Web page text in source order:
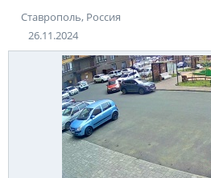
Ставрополь, Россия
26.11.2024